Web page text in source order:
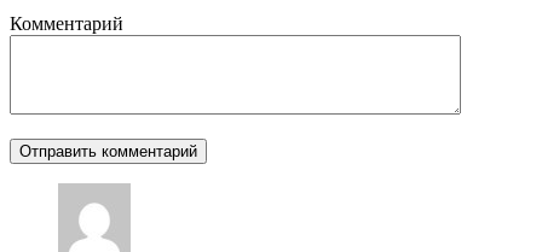
Комментарий